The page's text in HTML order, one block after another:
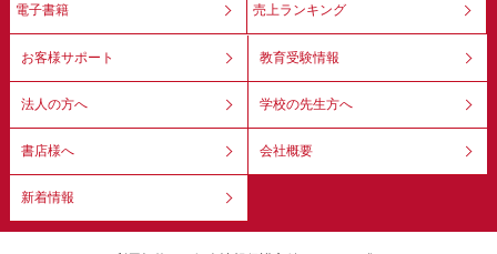
電子書籍 売上ランキング
お客様サポート 教育受験情報
法人の方へ 学校の先生方へ
書店様へ 会社概要
新着情報